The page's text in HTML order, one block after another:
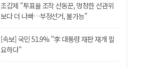
조갑제 "투표율 조작 선동꾼, 멍청한 선관위
보다 더 나빠…부정선거, 불가능"
[속보] 국민 51.9% "李 대통령 재판 재개 필
요하다"